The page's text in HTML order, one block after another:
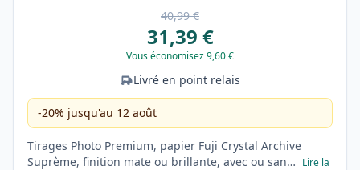
40,99 €
31,39 €
Vous économisez 9,60 €
Livré en point relais
-20% jusqu'au 12 août
Tirages Photo Premium, papier Fuji Crystal Archive
Suprème, finition mate ou brillante, avec ou san… Lire la